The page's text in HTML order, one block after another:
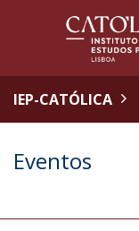
IEP-CATÓLICA
Eventos